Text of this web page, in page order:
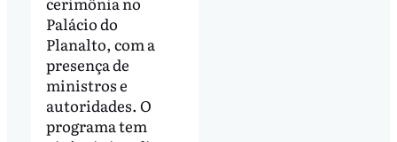
Palácio do
Planalto, com a
presença de
ministros e
autoridades. O
programa tem